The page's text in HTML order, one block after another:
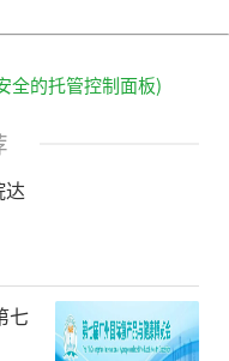
全的托管控制面板)
七